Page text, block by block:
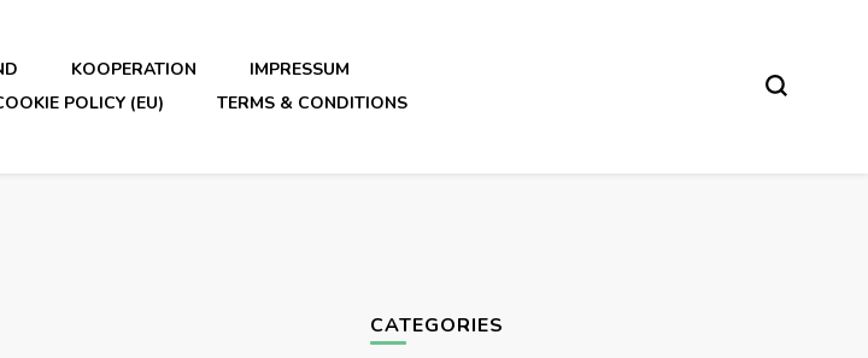
KOOPERATION
IMPRESSUM
POLICY (EU) TERMS & CONDITIONS
CATEGORIES